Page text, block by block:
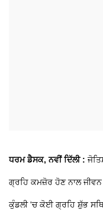
ਧਰਮ ਡੈਸਕ, ਨਵੀਂ ਦਿੱਲੀ :
ਗ੍ਰਹਿ ਕਮਜ਼ੋਰ ਹੋਣ ਨਾਲ
ਕੁੰਡਲੀ 'ਚ ਕੋਈ ਗ੍ਰਹਿ ਸ਼ੁੱਭ